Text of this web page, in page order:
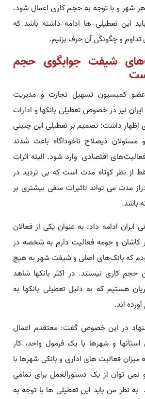
شهر و با توجه به حجم کاری اعمال شود.
این تعطیلی ها ادامه داشته باشد که
و چگونگی آن حرف بزنیم.
شیفت جوابگوی حجم
کمیسیون تسهیل تجارت و مدیریت
ایران نیز در خصوص تعطیلی بانکها و ادارات
اظهار داشت: تصمیم بر تعطیلی این چنینی
مسئولان ذیصلاح ناخوداگاه باعث شدند
اقتصادی وارد شود. البته اثرات
از نظر کوتاه مدت است که بی تردید در
مدت می تواند تاثیرات منفی بیشتری بر
باشد.
ایران ادامه داد: به عنوان یکی از فعالان
کاشان و حومه فعالیت دارم به شخصه در
که بانک‌های اصلی و شیفت شهر به هیچ
حجم کاری نیستند. در اکثر بانکها شاهد
هستیم که به دلیل تعطیلی بانکها به
اند.
در این خصوص گفت: معتقدم اعمال
استانها و شهرها با یک فرمول واحد، کار
فعالیت های اداری و بانکی شهرها با
توان از یک دستورالعمل برای تمامی
به نظر من باید این تعطیلی ها با توجه به